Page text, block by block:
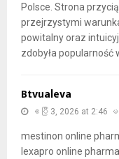
Polsce. Strona
przejrzystymi
powitalny oraz
zdobyła popularność
Btvualeva
ဧပြီ 3, 2026 at 2:46
mestinon online
lexapro online